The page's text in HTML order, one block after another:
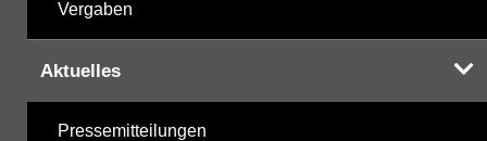
Vergaben
Aktuelles
Pressemitteilungen